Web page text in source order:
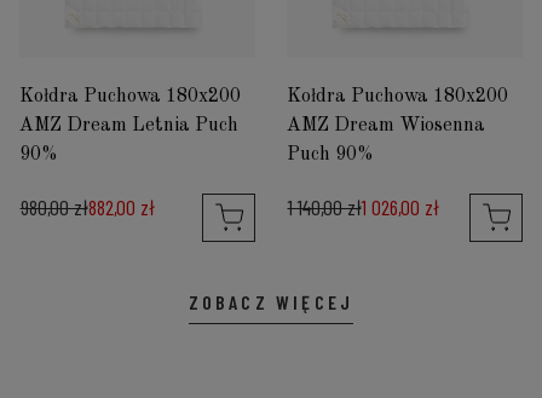
Kołdra Puchowa 180x200
AMZ Dream Letnia Puch
90%
980,00 zł882,00 zł
Kołdra Puchowa 180x200
AMZ Dream Wiosenna
Puch 90%
1 140,00 zł1 026,00 zł
ZOBACZ WIĘCEJ